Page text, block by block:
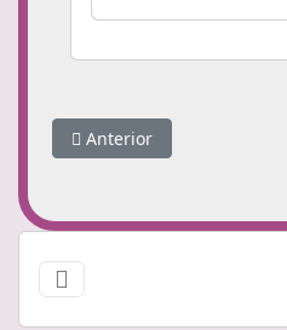
Artículo anterior:
Anterior